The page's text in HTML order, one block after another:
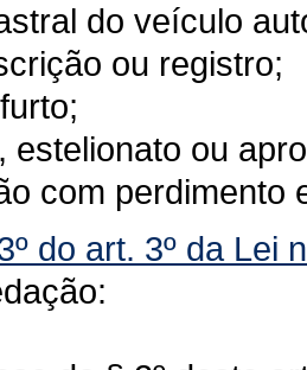
do veículo
ou registro;
estelionato ou
com perdimento
do art. 3º da Lei